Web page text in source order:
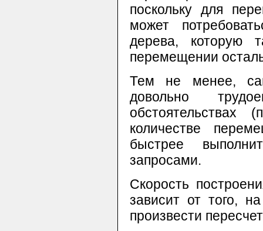
поскольку для
может
дерева, которую
перемещении
Тем не менее,
довольно
количестве
быстрее
запросами.
Скорость
зависит от того,
произвести